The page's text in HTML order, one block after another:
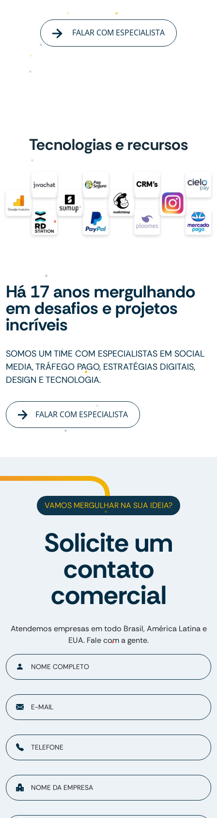
FALAR COM ESPECIALISTA
Tecnologias e recursos
Há 17 anos mergulhando
em desafios e projetos
incríveis
SOMOS UM TIME COM ESPECIALISTAS EM SOCIAL
MEDIA, TRÁFEGO PAGO, ESTRATÉGIAS DIGITAIS,
DESIGN E TECNOLOGIA.
FALAR COM ESPECIALISTA
VAMOS MERGULHAR NA SUA IDEIA?
Solicite um
contato
comercial
Atendemos empresas em todo Brasil, América Latina e
EUA. Fale com a gente.
NOME COMPLETO
E-MAIL
TELEFONE
NOME DA EMPRESA